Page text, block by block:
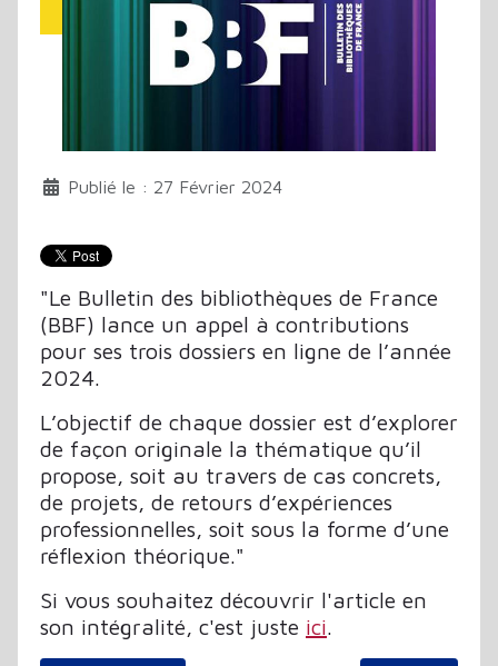
Publié le : 27 Février 2024
"Le Bulletin des bibliothèques de France
(BBF) lance un appel à contributions
pour ses trois dossiers en ligne de l’année
2024.
L’objectif de chaque dossier est d’explorer
de façon originale la thématique qu’il
propose, soit au travers de cas concrets,
de projets, de retours d’expériences
professionnelles, soit sous la forme d’une
réflexion théorique."
Si vous souhaitez découvrir l'article en
son intégralité, c'est juste ici.